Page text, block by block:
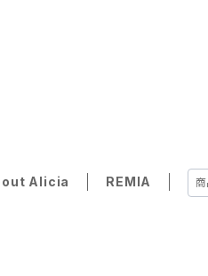
Alicia REMIA